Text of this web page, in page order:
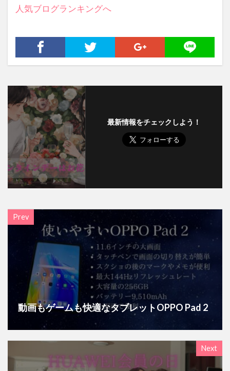
人気ブログランキングへ
最新情報をチェックしよう！
Prev
動画もゲームも快適なタブレットOPPO Pad 2
Next